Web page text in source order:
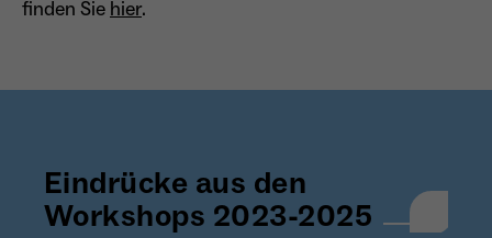
finden Sie hier.
Eindrücke aus den
Workshops 2023-2025